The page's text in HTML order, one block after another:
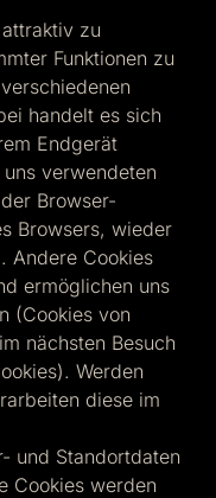
zu
Funktionen zu
handelt es sich
Endgerät
verwendeten
Browser-
Browsers, wieder
Andere Cookies
ermöglichen uns
(Cookies von
nächsten Besuch
Werden
diese im
und Standortdaten
Cookies werden